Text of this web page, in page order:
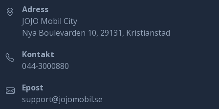
Adress
JOJO Mobil City
Nya Boulevarden 10, 29131, Kristianstad
Kontakt
044-3000880
Epost
support@jojomobil.se